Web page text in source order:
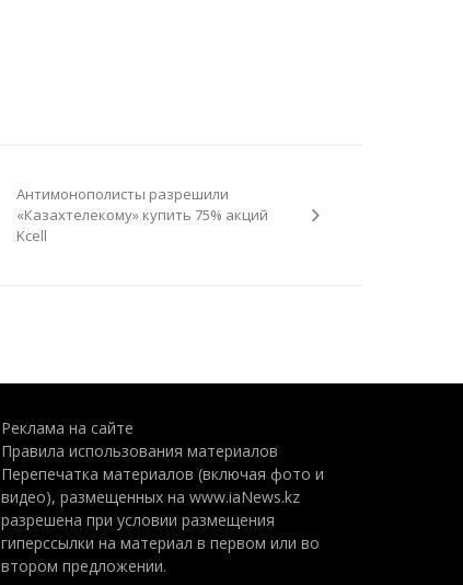
Антимонополисты разрешили
«Казахтелекому» купить 75% акций
Kcell
Реклама на сайте
Правила использования материалов
Перепечатка материалов (включая фото и
видео), размещенных на www.iaNews.kz
разрешена при условии размещения
гиперссылки на материал в первом или во
втором предложении.